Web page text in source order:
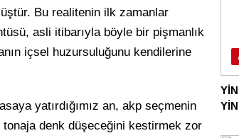
Bu realitenin ilk zamanlar
asli itibarıyla böyle bir pişmanlık
içsel huzursuluğunu kendilerine
yatırdığımız an, akp seçmenin
tonaja denk düşeceğini kestirmek zor